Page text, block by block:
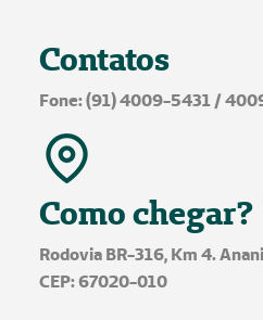
Contatos
Fone: (91)4009-5431/
Como chegar?
Rodovia BR-316, Km 4.
CEP: 67020-010